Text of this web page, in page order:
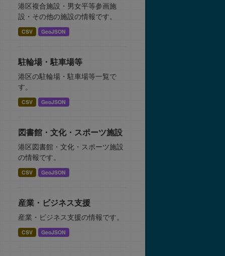
港区複合施設・男女平等参画施
設・その他の施設の情報です。
CSV GeoJSON
駐輪場・駐車場等
港区の駐輪場・駐車場等一覧で
す。
CSV GeoJSON
図書館・文化・スポーツ施設
港区図書館・文化・スポーツ施設
の情報です。
CSV GeoJSON
産業・ビジネス支援
産業・ビジネス支援の情報です。
CSV GeoJSON